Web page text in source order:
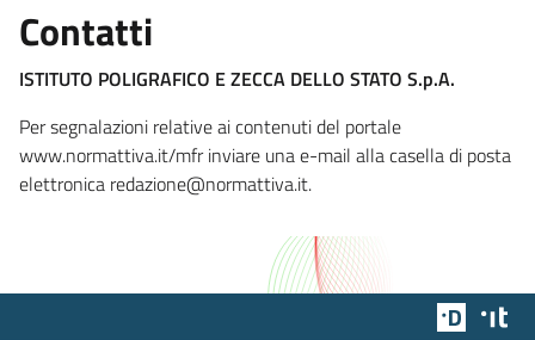
Contatti
ISTITUTO POLIGRAFICO E ZECCA DELLO STATO S.p.A.
Per segnalazioni relative ai contenuti del portale
www.normattiva.it/mfr inviare una e-mail alla casella di posta
elettronica redazione@normattiva.it.
Team